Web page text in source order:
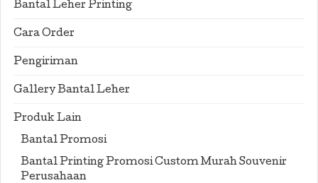
Bantal Leher Printing
Cara Order
Pengiriman
Gallery Bantal Leher
Produk Lain
Bantal Promosi
Bantal Printing Promosi Custom Murah Souvenir
Perusahaan